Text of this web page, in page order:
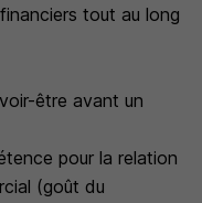
tout au long
être avant un
pour la relation
(goût du